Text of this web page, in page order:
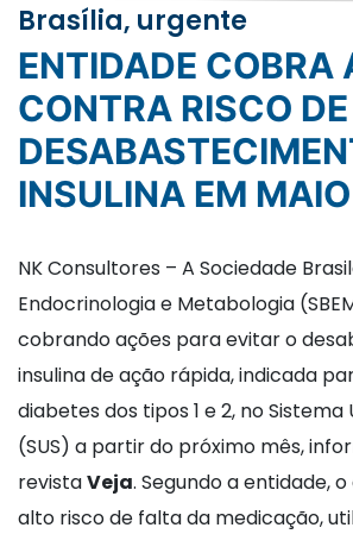
Brasília, urgente
ENTIDADE COBRA AÇÕES
CONTRA RISCO DE
INSULINA EM MAIO
NK Consultores – A Sociedade
Endocrinologia e Metabologia
cobrando ações para evitar o
insulina de ação rápida, indicada
diabetes dos tipos 1 e 2, no Sistema
(SUS) a partir do próximo mês,
revistaVeja. Segundo a entidade,
alto risco de falta da medicação,